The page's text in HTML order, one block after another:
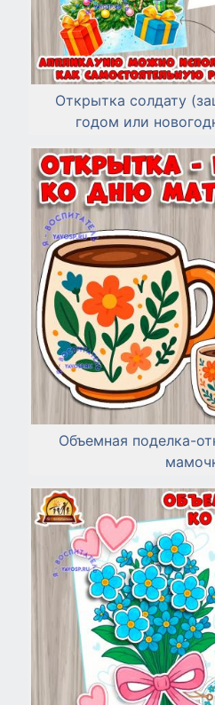
Открытка солдату
годом или
Объемная поделка-